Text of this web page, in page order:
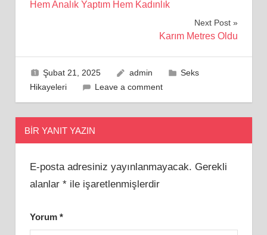
Hem Analık Yaptım Hem Kadınlık
Next Post
Karım Metres Oldu
Şubat 21, 2025 admin
Seks
Hikayeleri
Leave a comment
BIR YANIT YAZIN
E-posta adresiniz yayınlanmayacak. Gerekli
alanlar *ile işaretlenmişlerdir
Yorum *